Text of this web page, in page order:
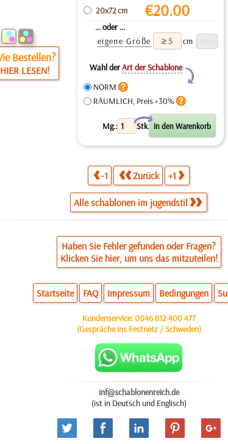
Bestellen?
HIER LESEN!
20x72 cm €20.00
... oder ...
eigene Größe
cm
Wahl derArt der Schablone
Y
NORM
RÄUMLICH, Preis +30%
Mg.: Stk.
X
-1 Zurück +1
Alle schablonen im jugendstil
Haben Sie Fehler gefunden oder Fragen?
Klicken Sie hier, um uns das mitzuteilen!
Startseite FAQ Impressum Bedingungen
Kundenservice:0046 812 400 477
(Gespräche ins Festnetz / Schweden)
inf@schablonenreich.de
(ist in Deutsch und Englisch)